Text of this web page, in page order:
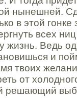
нынешней.
в этой
всех
жизнь. Ведь
и
твоих
от
решающий